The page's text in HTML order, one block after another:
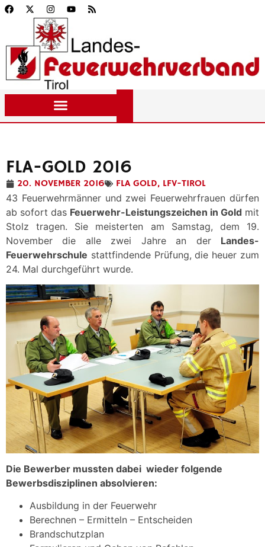
FLA-GOLD 2016
20. NOVEMBER 2016 FLA GOLD, LFV-TIROL
43 Feuerwehrmänner und zwei Feuerwehrfrauen dürfen
ab sofort das Feuerwehr-Leistungszeichen in Gold mit
Stolz tragen. Sie meisterten am Samstag, dem 19.
November die alle zwei Jahre an der Landes-
Feuerwehrschule stattfindende Prüfung, die heuer zum
24. Mal durchgeführt wurde.
Die Bewerber mussten dabei wieder folgende
Bewerbsdisziplinen absolvieren:
Ausbildung in der Feuerwehr
Berechnen – Ermitteln – Entscheiden
Brandschutzplan